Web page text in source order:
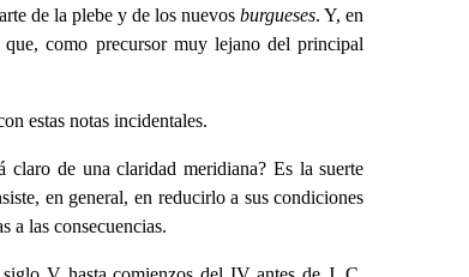
de la plebe y de los nuevosburgueses. Y, en
como precursor muy lejano del principal
estas notas incidentales.
claro de una claridad meridiana? Es la suerte
en general, en reducirlo a sus condiciones
a las consecuencias.